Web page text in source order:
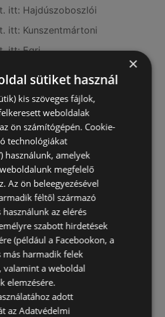
itt: Hajdúszoboszlói
itt: Kunszentmártoni
itt: Egri
Zrt. ajánlatai
akciós újságjai
akciós újságjai
akciós újságjai
akciós újságjai
Kft. aktuális akciós újságjai
Zrt. üzletei itt: Téti
×
sütiket használ
kis szöveges fájlok,
weboldalak
ön számítógépén. Cookie-
technológiákat
használunk, amelyek
megfelelő
Az ön beleegyezésével
féltől származó
használunk az elérés
szabott hirdetések
(például a Facebookon, a
más harmadik felek
valamint a weboldal
elemzésére.
adott
az Adatvédelmi